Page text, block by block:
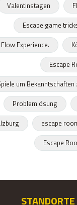
Valentinstagen
Escape game
Flow Experience.
Escape
um Bekanntschaften
Problemlösung
escape
Escape
STANDORTE